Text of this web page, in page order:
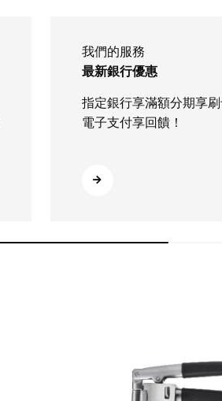
我們的服務
最新銀行優惠
指定銀行享滿額分期享
電子支付享回饋！